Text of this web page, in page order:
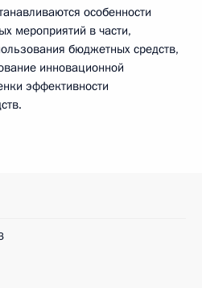
особенности
мероприятий в части,
бюджетных средств,
инновационной
эффективности